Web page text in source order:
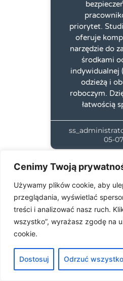
Cenimy Twoją
Używamy plików cookie, aby
przeglądania, wyświetlać
treści i analizować nasz ruch.
wszystko”, wyrażasz zgodę na
cookie.
Dostosuj Odrzuć wszystko
priorytet.
oferuje
narzędzie do
środkami
indywidualnej
odzieżą i
roboczym.
łatwością
05-07
Raporty